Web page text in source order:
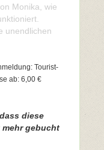
Monika, wie
unendlichen
Tourist-
ab: 6,00 €
diese
gebucht